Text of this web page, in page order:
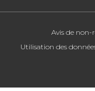
Avis de non-
Utilisation des